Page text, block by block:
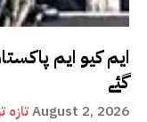
ایم کیو ایم
گئے
تازہAugust 2, 2026